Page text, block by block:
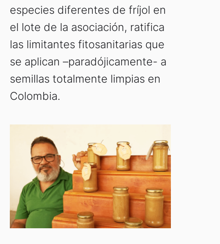
especies diferentes de fríjol en
el lote de la asociación, ratifica
las limitantes fitosanitarias que
se aplican –paradójicamente- a
semillas totalmente limpias en
Colombia.